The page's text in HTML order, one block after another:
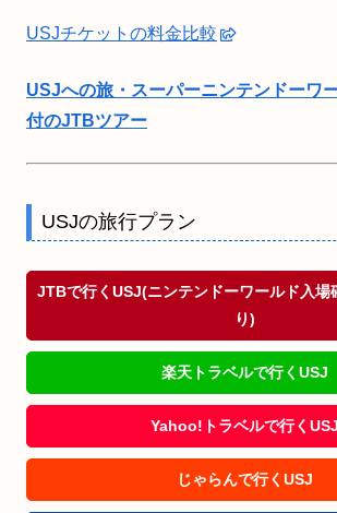
USJチケットの料金比較
USJへの旅・スーパーニンテンドーワ
付のJTBツアー
USJの旅行プラン
JTBで行くUSJ(ニンテンドーワールド入場
り)
楽天トラベルで行くUSJ
Yahoo!トラベルで行くUSJ
じゃらんで行くUSJ